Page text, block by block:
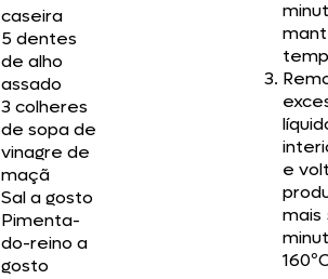
caseira
5 dentes
de alho
assado
3 colheres
de sopa de
vinagre de
maçã
Sal a gosto
Pimenta-
do-reino a
gosto
e
mais